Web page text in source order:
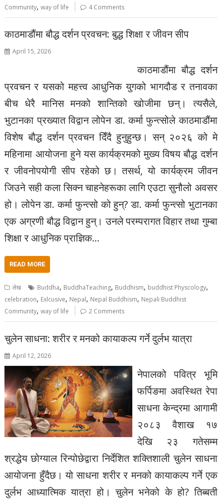
Community,way of life 4 Comments
काठमाडौंमा बौद्ध दर्शन प्रवचन: बुद्ध शिक्षा र जीवन सीप
April 15, 2026
काठमाडौंमा बौद्ध दर्शन
प्रवचन र यसको महत्त्व आधुनिक युगको भागदौड र तनावका
बीच धेरै मानिस मनको शान्तिको खोजीमा छन्। त्यसैले,
भुटानका प्रख्यात विद्वान लोपेन डा. कर्मा फुन्त्सोले काठमाडौंमा
विशेष बौद्ध दर्शन प्रवचन दिँदै हुनुहुन्छ। सन् २०२६ को मे
महिनामा आयोजना हुने यस कार्यक्रमको मुख्य विषय बौद्ध दर्शन
र जीवनोपयोगी सीप रहेको छ। तसर्थ, यो कार्यक्रम जीवन
जिउने सही कला सिक्न चाहनेहरूका लागि एउटा सुनौलो अवसर
हो। लोपेन डा. कर्मा फुन्त्सो को हुन्? डा. कर्मा फुन्त्सो भुटानका
एक अग्रणी बौद्ध विद्वान हुन्। उनले परम्परागत विहार तथा गुम्बा
शिक्षा र आधुनिक प्राज्ञिक…
READ MORE
लेख Buddha, BuddhaTeaching, Buddhism, buddhist Physcology,
celebration, Exlcusive, Nepal, Nepal Buddhism, Nepali Buddhist
Community,way of life 2 Comments
चुलेन साधना: शरीर र मनको कायाकल्प गर्ने दुर्लभ यात्रा
April 12, 2026
नेपालको पवित्र भूमि
फर्पिङमा अवस्थित रेपा
साधना केन्द्रमा आगामी
२०८३ वैशाख १७
देखि २३ गतेसम्म
श्रद्धेय छोग्याल रिन्पोछेद्वारा निर्देशित शक्तिशाली चुलेन साधना
आयोजना हुँदैछ। यो साधना शरीर र मनको कायाकल्प गर्ने एक
दुर्लभ आध्यात्मिक यात्रा हो। चुलेन भनेको के हो? तिब्बती